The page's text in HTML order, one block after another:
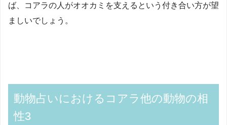
ば、コアラの人がオオカミを支えるという付き合い方が望
ましいでしょう。
動物占いにおけるコアラ他の動物の相
性3